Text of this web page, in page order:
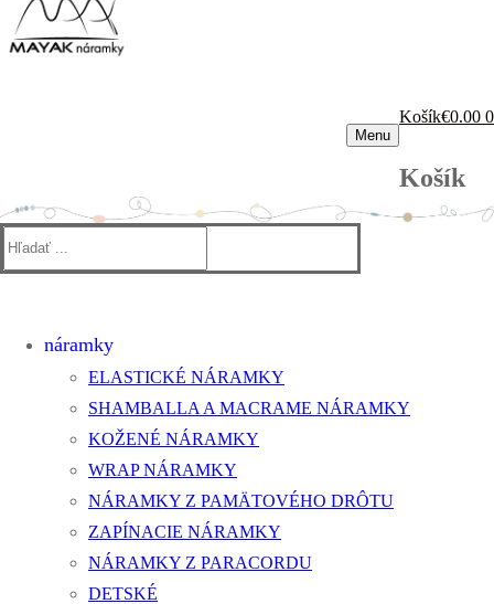
Menu
Košík€0.00 0
Košík
Hľadať:
náramky
ELASTICKÉ NÁRAMKY
SHAMBALLA A MACRAME NÁRAMKY
KOŽENÉ NÁRAMKY
WRAP NÁRAMKY
NÁRAMKY Z PAMÄTOVÉHO DRÔTU
ZAPÍNACIE NÁRAMKY
NÁRAMKY Z PARACORDU
DETSKÉ